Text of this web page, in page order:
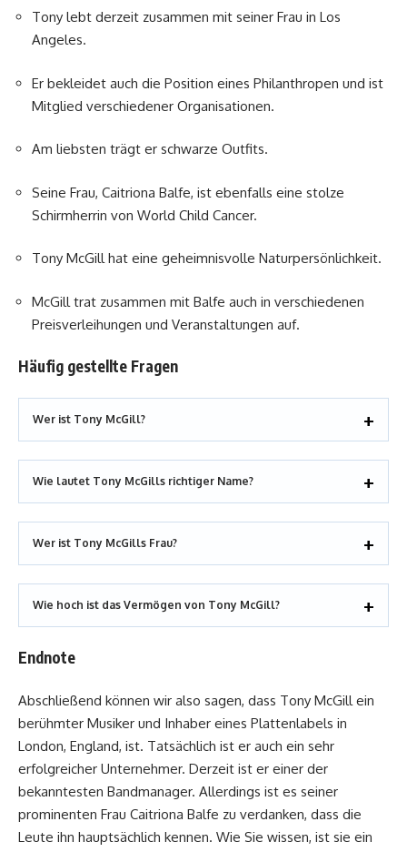
Tony lebt derzeit zusammen mit seiner Frau in Los
Angeles.
Er bekleidet auch die Position eines Philanthropen und ist
Mitglied verschiedener Organisationen.
Am liebsten trägt er schwarze Outfits.
Seine Frau, Caitriona Balfe, ist ebenfalls eine stolze
Schirmherrin von World Child Cancer.
Tony McGill hat eine geheimnisvolle Naturpersönlichkeit.
McGill trat zusammen mit Balfe auch in verschiedenen
Preisverleihungen und Veranstaltungen auf.
Häufig gestellte Fragen
Wer ist Tony McGill?
Wie lautet Tony McGills richtiger Name?
Wer ist Tony McGills Frau?
Wie hoch ist das Vermögen von Tony McGill?
Endnote
Abschließend können wir also sagen, dass Tony McGill ein
berühmter Musiker und Inhaber eines Plattenlabels in
London, England, ist. Tatsächlich ist er auch ein sehr
erfolgreicher Unternehmer. Derzeit ist er einer der
bekanntesten Bandmanager. Allerdings ist es seiner
prominenten Frau Caitriona Balfe zu verdanken, dass die
Leute ihn hauptsächlich kennen. Wie Sie wissen, ist sie ein